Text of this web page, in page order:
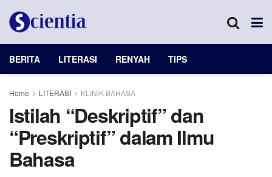
BERITA LITERASI RENYAH TIPS
Home LITERASI KLINIK BAHASA
Istilah “Deskriptif” dan
“Preskriptif” dalam Ilmu
Bahasa